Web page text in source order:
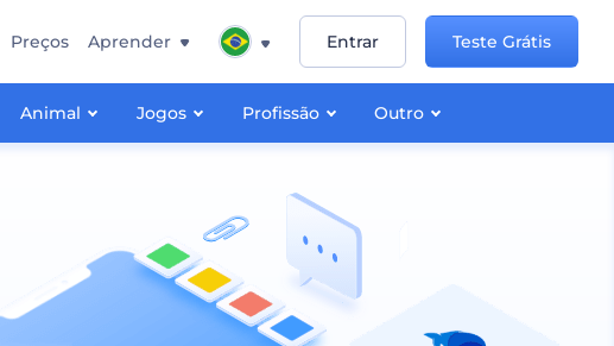
Animal Jogos Profissão Outro
Preços Aprender Entrar Teste Grátis